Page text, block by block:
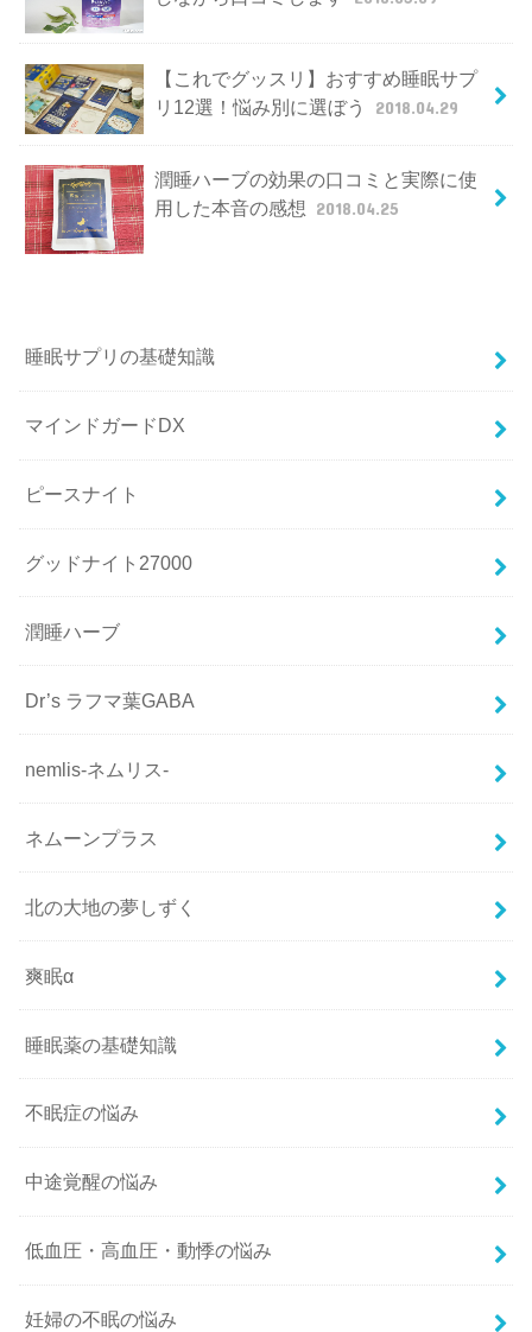
【これでグッスリ】おすすめ睡眠サプ
リ12選！悩み別に選ぼう
2018.04.29
潤睡ハーブの効果の口コミと実際に使
用した本音の感想 2018.04.25
睡眠サプリの基礎知識
マインドガードDX
ピースナイト
グッドナイト27000
潤睡ハーブ
Dr’s ラフマ葉GABA
nemlis-ネムリス-
ネムーンプラス
北の大地の夢しずく
爽眠α
睡眠薬の基礎知識
不眠症の悩み
中途覚醒の悩み
低血圧・高血圧・動悸の悩み
妊婦の不眠の悩み